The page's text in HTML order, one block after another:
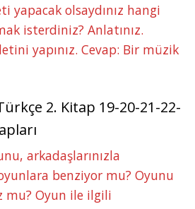
yapacak olsaydınız hangi
isterdiniz? Anlatınız.
yapınız. Cevap: Bir müzik
2. Kitap 19-20-21-22-
arkadaşlarınızla
benziyor mu? Oyunu
mu? Oyun ile ilgili